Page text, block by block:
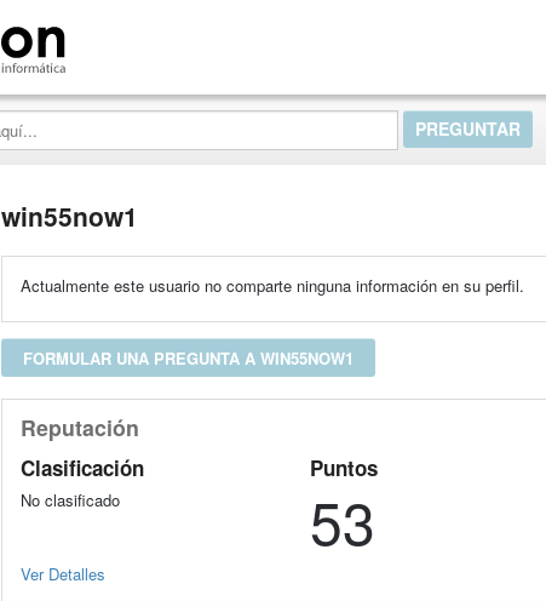
win55now1
Actualmente este usuario no comparte ninguna información en su perfil.
FORMULAR UNA PREGUNTA A WIN55NOW1
Reputación
Clasificación
No clasificado
Puntos
53
Ver Detalles